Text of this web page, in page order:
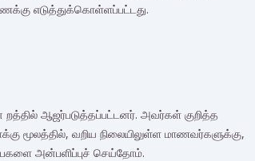
எடுத்துக்கொள்ளப்பட்டது.
ஆஜர்படுத்தப்பட்டனர். அவர்கள் குறித்த
மூலத்தில், வறிய நிலையிலுள்ள மாணவர்களுக்கு,
அன்பளிப்புச் செய்தோம்.